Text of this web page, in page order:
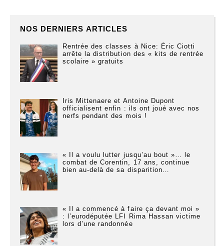
NOS DERNIERS ARTICLES
Rentrée des classes à Nice: Éric Ciotti
arrête la distribution des « kits de rentrée
scolaire » gratuits
Iris Mittenaere et Antoine Dupont
officialisent enfin : ils ont joué avec nos
nerfs pendant des mois !
« Il a voulu lutter jusqu’au bout »… le
combat de Corentin, 17 ans, continue
bien au-delà de sa disparition…
« Il a commencé à faire ça devant moi »
: l’eurodéputée LFI Rima Hassan victime
lors d’une randonnée